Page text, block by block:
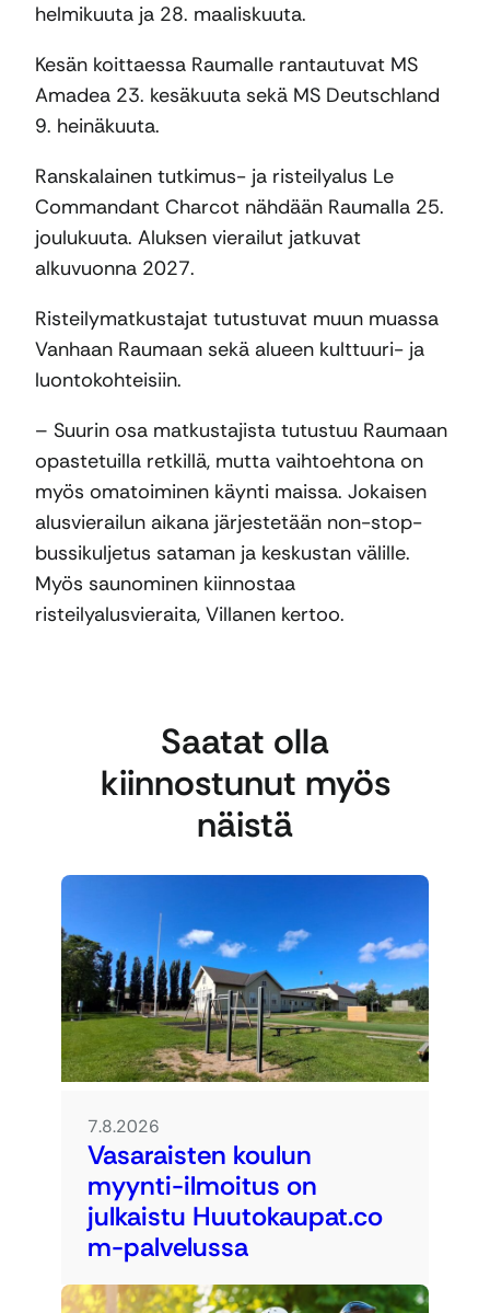
helmikuuta ja 28. maaliskuuta.
Kesän koittaessa Raumalle rantautuvat MS
Amadea 23. kesäkuuta sekä MS Deutschland
9. heinäkuuta.
Ranskalainen tutkimus- ja risteilyalus Le
Commandant Charcot nähdään Raumalla 25.
joulukuuta. Aluksen vierailut jatkuvat
alkuvuonna 2027.
Risteilymatkustajat tutustuvat muun muassa
Vanhaan Raumaan sekä alueen kulttuuri- ja
luontokohteisiin.
– Suurin osa matkustajista tutustuu Raumaan
opastetuilla retkillä, mutta vaihtoehtona on
myös omatoiminen käynti maissa. Jokaisen
alusvierailun aikana järjestetään non-stop-
bussikuljetus sataman ja keskustan välille.
Myös saunominen kiinnostaa
risteilyalusvieraita, Villanen kertoo.
Saatat olla
kiinnostunut myös
näistä
7.8.2026
Vasaraisten koulun
myynti-ilmoitus on
julkaistu Huutokaupat.co
m-palvelussa